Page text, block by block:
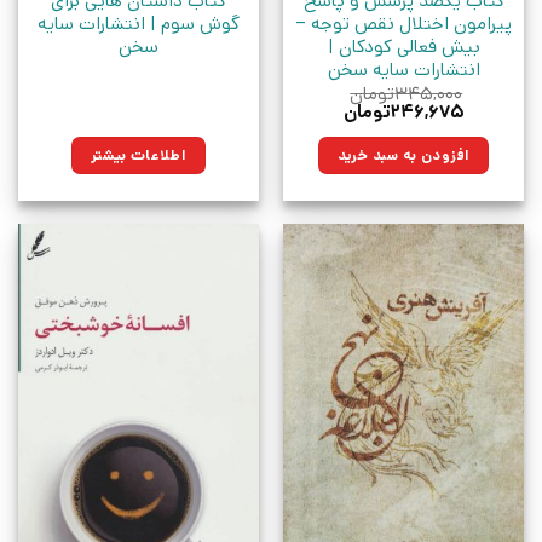
پیرامون اختلال نقص توجه –
بیش فعالی کودکان |
انتشارات سایه سخن
۳۴۵,۰۰۰تومان
قیمت
۳۴۵,۰۰۰تومان
بود.
۲۴۶,۶۷۵تومان
۲۴۶,۶۷۵تومان.افزودن به سبد خرید
گوش سوم | انتشارات سایه
سخن
اطلاعات بیشتر